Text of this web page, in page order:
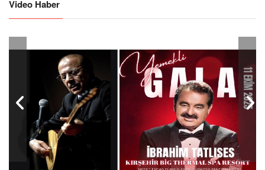
Video Haber